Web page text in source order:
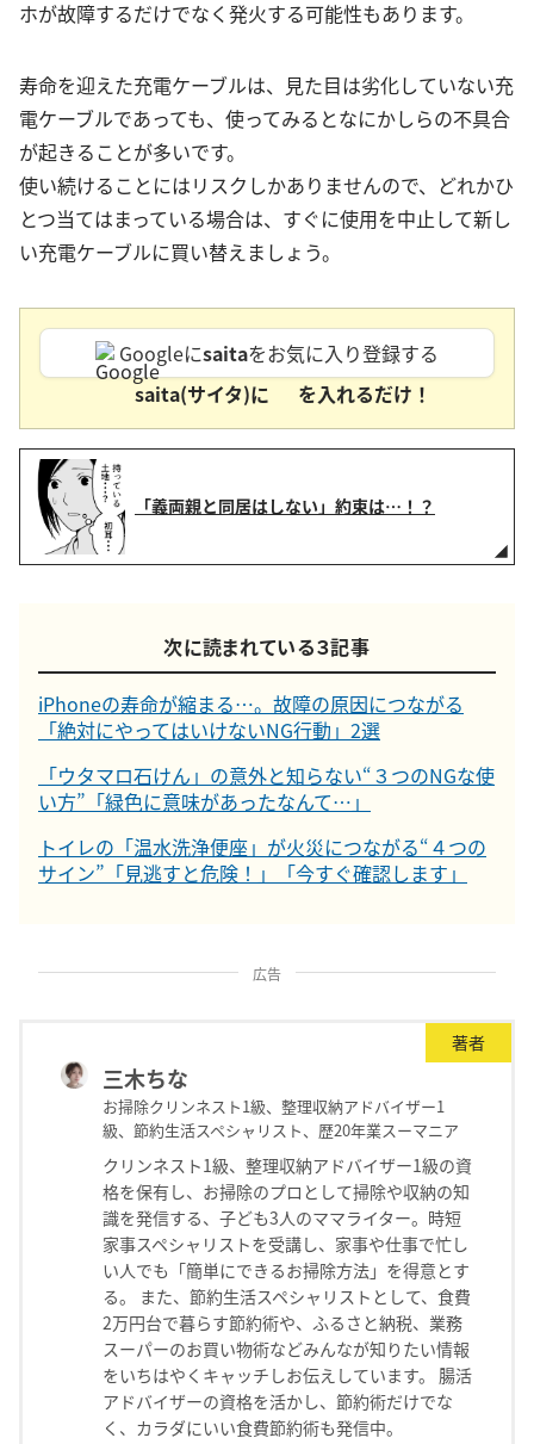
ホが故障するだけでなく発火する可能性もあります。
寿命を迎えた充電ケーブルは、見た目は劣化していない充
電ケーブルであっても、使ってみるとなにかしらの不具合
が起きることが多いです。
使い続けることにはリスクしかありませんので、どれかひ
とつ当てはまっている場合は、すぐに使用を中止して新し
い充電ケーブルに買い替えましょう。
Googleにsaitaをお気に入り登録する
saita(サイタ)に
を入れるだけ！
「義両親と同居はしない」約束は…！？
次に読まれている３記事
iPhoneの寿命が縮まる…。故障の原因につながる
「絶対にやってはいけないNG行動」2選
「ウタマロ石けん」の意外と知らない“３つのNGな使
い方”「緑色に意味があったなんて…」
トイレの「温水洗浄便座」が火災につながる“４つの
サイン”「見逃すと危険！」「今すぐ確認します」
広告
著者
三木ちな
お掃除クリンネスト1級、整理収納アドバイザー1
級、節約生活スペシャリスト、歴20年業スーマニア
クリンネスト1級、整理収納アドバイザー1級の資
格を保有し、お掃除のプロとして掃除や収納の知
識を発信する、子ども3人のママライター。時短
家事スペシャリストを受講し、家事や仕事で忙し
い人でも「簡単にできるお掃除方法」を得意とす
る。 また、節約生活スペシャリストとして、食費
2万円台で暮らす節約術や、ふるさと納税、業務
スーパーのお買い物術などみんなが知りたい情報
をいちはやくキャッチしお伝えしています。 腸活
アドバイザーの資格を活かし、節約術だけでな
く、カラダにいい食費節約術も発信中。